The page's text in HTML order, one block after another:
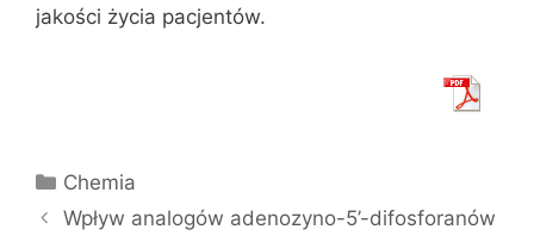
jakości życia pacjentów.
Kategorie
Chemia
Wpływ analogów adenozyno-5’-difosforanów